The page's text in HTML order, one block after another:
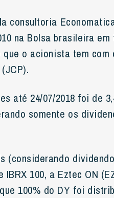
consultoria
na Bolsa brasileira
o acionista tem com
até 24/07/2018 foi de
somente os
(considerando
100, a Eztec ON
100% do DY foi